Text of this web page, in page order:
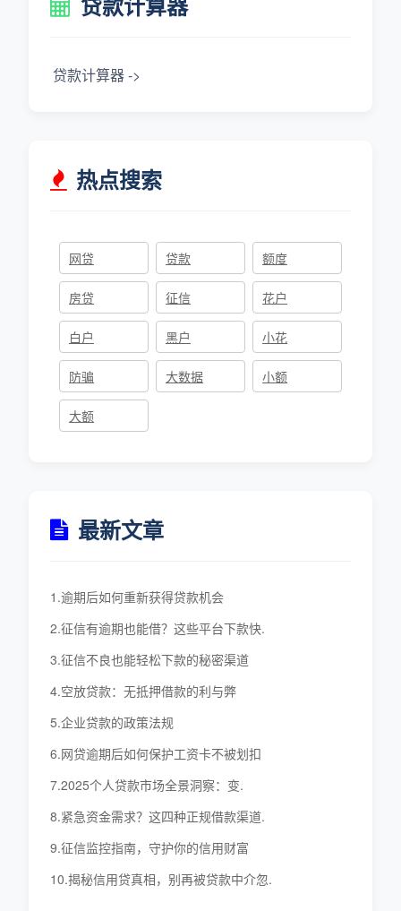
贷款计算器 ->
热点搜索
网贷 贷款 额度
房贷 征信 花户
白户 黑户 小花
防骗 大数据 小额
大额
最新文章
1.逾期后如何重新获得贷款机会
2.征信有逾期也能借？这些平台下款快.
3.征信不良也能轻松下款的秘密渠道
4.空放贷款：无抵押借款的利与弊
5.企业贷款的政策法规
6.网贷逾期后如何保护工资卡不被划扣
7.2025个人贷款市场全景洞察：变.
8.紧急资金需求？这四种正规借款渠道.
9.征信监控指南，守护你的信用财富
10.揭秘信用贷真相，别再被贷款中介忽.